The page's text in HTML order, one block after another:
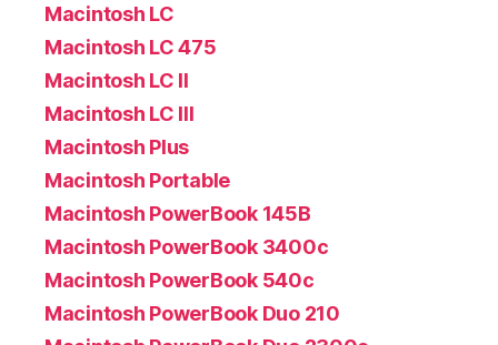
Macintosh LC
Macintosh LC 475
Macintosh LC II
Macintosh LC III
Macintosh Plus
Macintosh Portable
Macintosh PowerBook 145B
Macintosh PowerBook 3400c
Macintosh PowerBook 540c
Macintosh PowerBook Duo 210